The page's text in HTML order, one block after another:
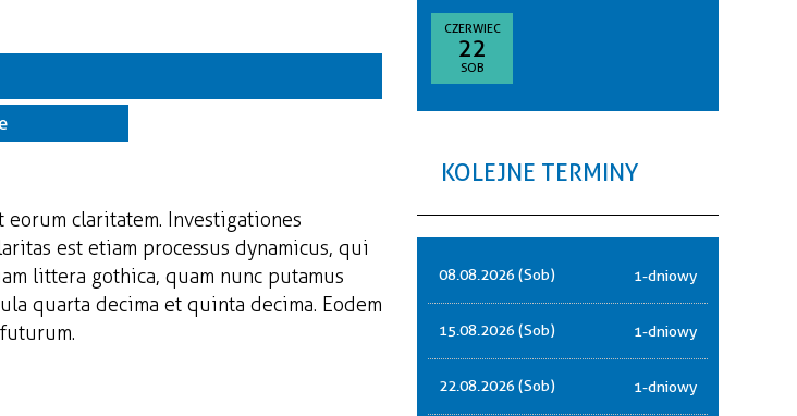
claritatem. Investigationes
est etiam processus dynamicus, qui
littera gothica, quam nunc putamus
quarta decima et quinta decima. Eodem
CZERWIEC
22
SOB
KOLEJNE TERMINY
08.08.2026 (Sob) 1-dniowy
15.08.2026 (Sob) 1-dniowy
22.08.2026 (Sob) 1-dniowy